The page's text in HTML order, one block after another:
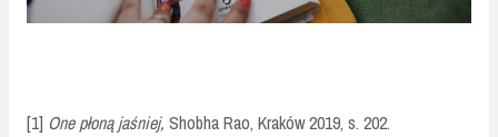
[1] One płoną jaśniej, Shobha Rao, Kraków 2019, s. 202.